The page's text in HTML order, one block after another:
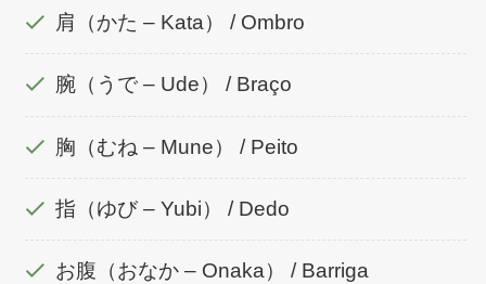
肩（かた – Kata） / Ombro
腕（うで – Ude） / Braço
胸（むね – Mune） / Peito
指（ゆび – Yubi） / Dedo
お腹（おなか – Onaka） / Barriga